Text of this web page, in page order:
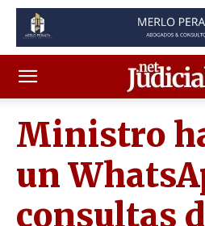
Ministro
un
consultas